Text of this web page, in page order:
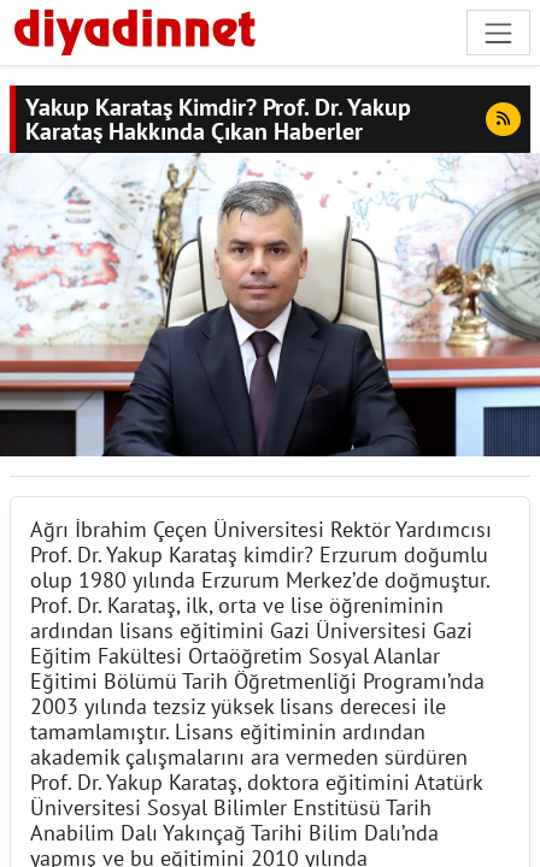
Yakup Karataş Kimdir? Prof. Dr. Yakup
Karataş Hakkında Çıkan Haberler
Ağrı İbrahim Çeçen Üniversitesi Rektör Yardımcısı
Prof. Dr. Yakup Karataş kimdir? Erzurum doğumlu
olup 1980 yılında Erzurum Merkez’de doğmuştur.
Prof. Dr. Karataş, ilk, orta ve lise öğreniminin
ardından lisans eğitimini Gazi Üniversitesi Gazi
Eğitim Fakültesi Ortaöğretim Sosyal Alanlar
Eğitimi Bölümü Tarih Öğretmenliği Programı’nda
2003 yılında tezsiz yüksek lisans derecesi ile
tamamlamıştır. Lisans eğitiminin ardından
akademik çalışmalarını ara vermeden sürdüren
Prof. Dr. Yakup Karataş, doktora eğitimini Atatürk
Üniversitesi Sosyal Bilimler Enstitüsü Tarih
Anabilim Dalı Yakınçağ Tarihi Bilim Dalı’nda
yapmış ve bu eğitimini 2010 yılında